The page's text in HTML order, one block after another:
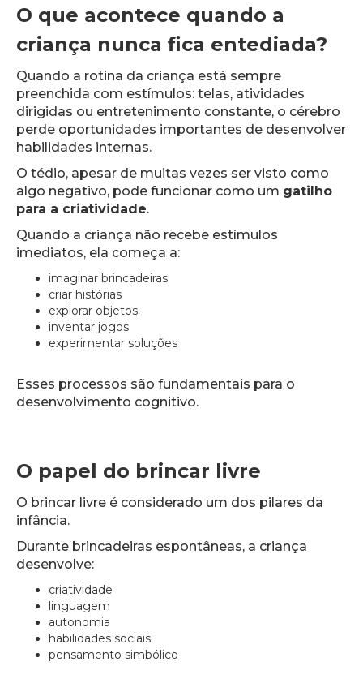
O que acontece quando a
criança nunca fica entediada?
Quando a rotina da criança está sempre
preenchida com estímulos: telas, atividades
dirigidas ou entretenimento constante, o cérebro
perde oportunidades importantes de desenvolver
habilidades internas.
O tédio, apesar de muitas vezes ser visto como
algo negativo, pode funcionar como um gatilho
para a criatividade.
Quando a criança não recebe estímulos
imediatos, ela começa a:
imaginar brincadeiras
criar histórias
explorar objetos
inventar jogos
experimentar soluções
Esses processos são fundamentais para o
desenvolvimento cognitivo.
O papel do brincar livre
O brincar livre é considerado um dos pilares da
infância.
Durante brincadeiras espontâneas, a criança
desenvolve:
criatividade
linguagem
autonomia
habilidades sociais
pensamento simbólico